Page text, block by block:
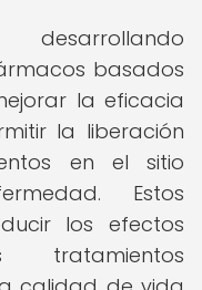
basados
la eficacia
la liberación
en el sitio
Estos
los efectos